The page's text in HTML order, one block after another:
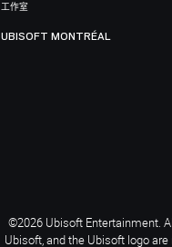
工作室
UBISOFT MONTRÉAL
©2026 Ubisoft Entertainment.
Ubisoft, and the Ubisoft logo